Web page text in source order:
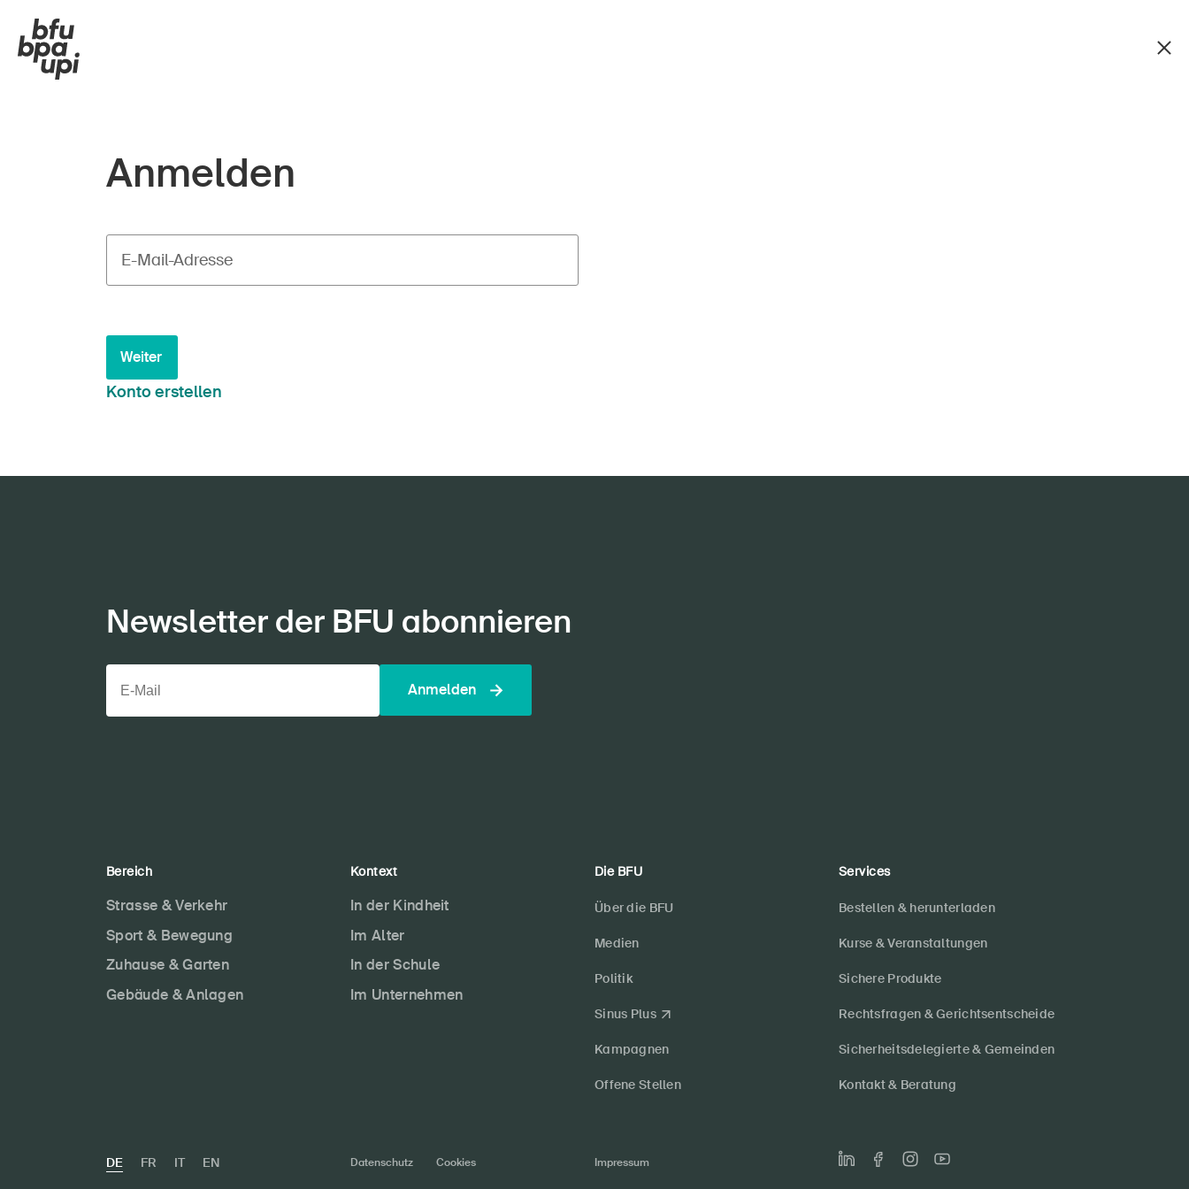
Anmelden
E-Mail-Adresse
Weiter
Konto erstellen
Newsletter der BFU abonnieren
Anmelden
Bereich
Strasse & Verkehr
Sport & Bewegung
Zuhause & Garten
Gebäude & Anlagen
Kontext
In der Kindheit
Im Alter
In der Schule
Im Unternehmen
Die BFU
Über die BFU
Medien
Politik
Sinus Plus
Kampagnen
Offene Stellen
Services
Bestellen & herunterladen
Kurse & Veranstaltungen
Sichere Produkte
Rechtsfragen & Gerichtsentscheide
Sicherheitsdelegierte & Gemeinden
Kontakt & Beratung
DE FR IT EN Datenschutz Cookies Impressum